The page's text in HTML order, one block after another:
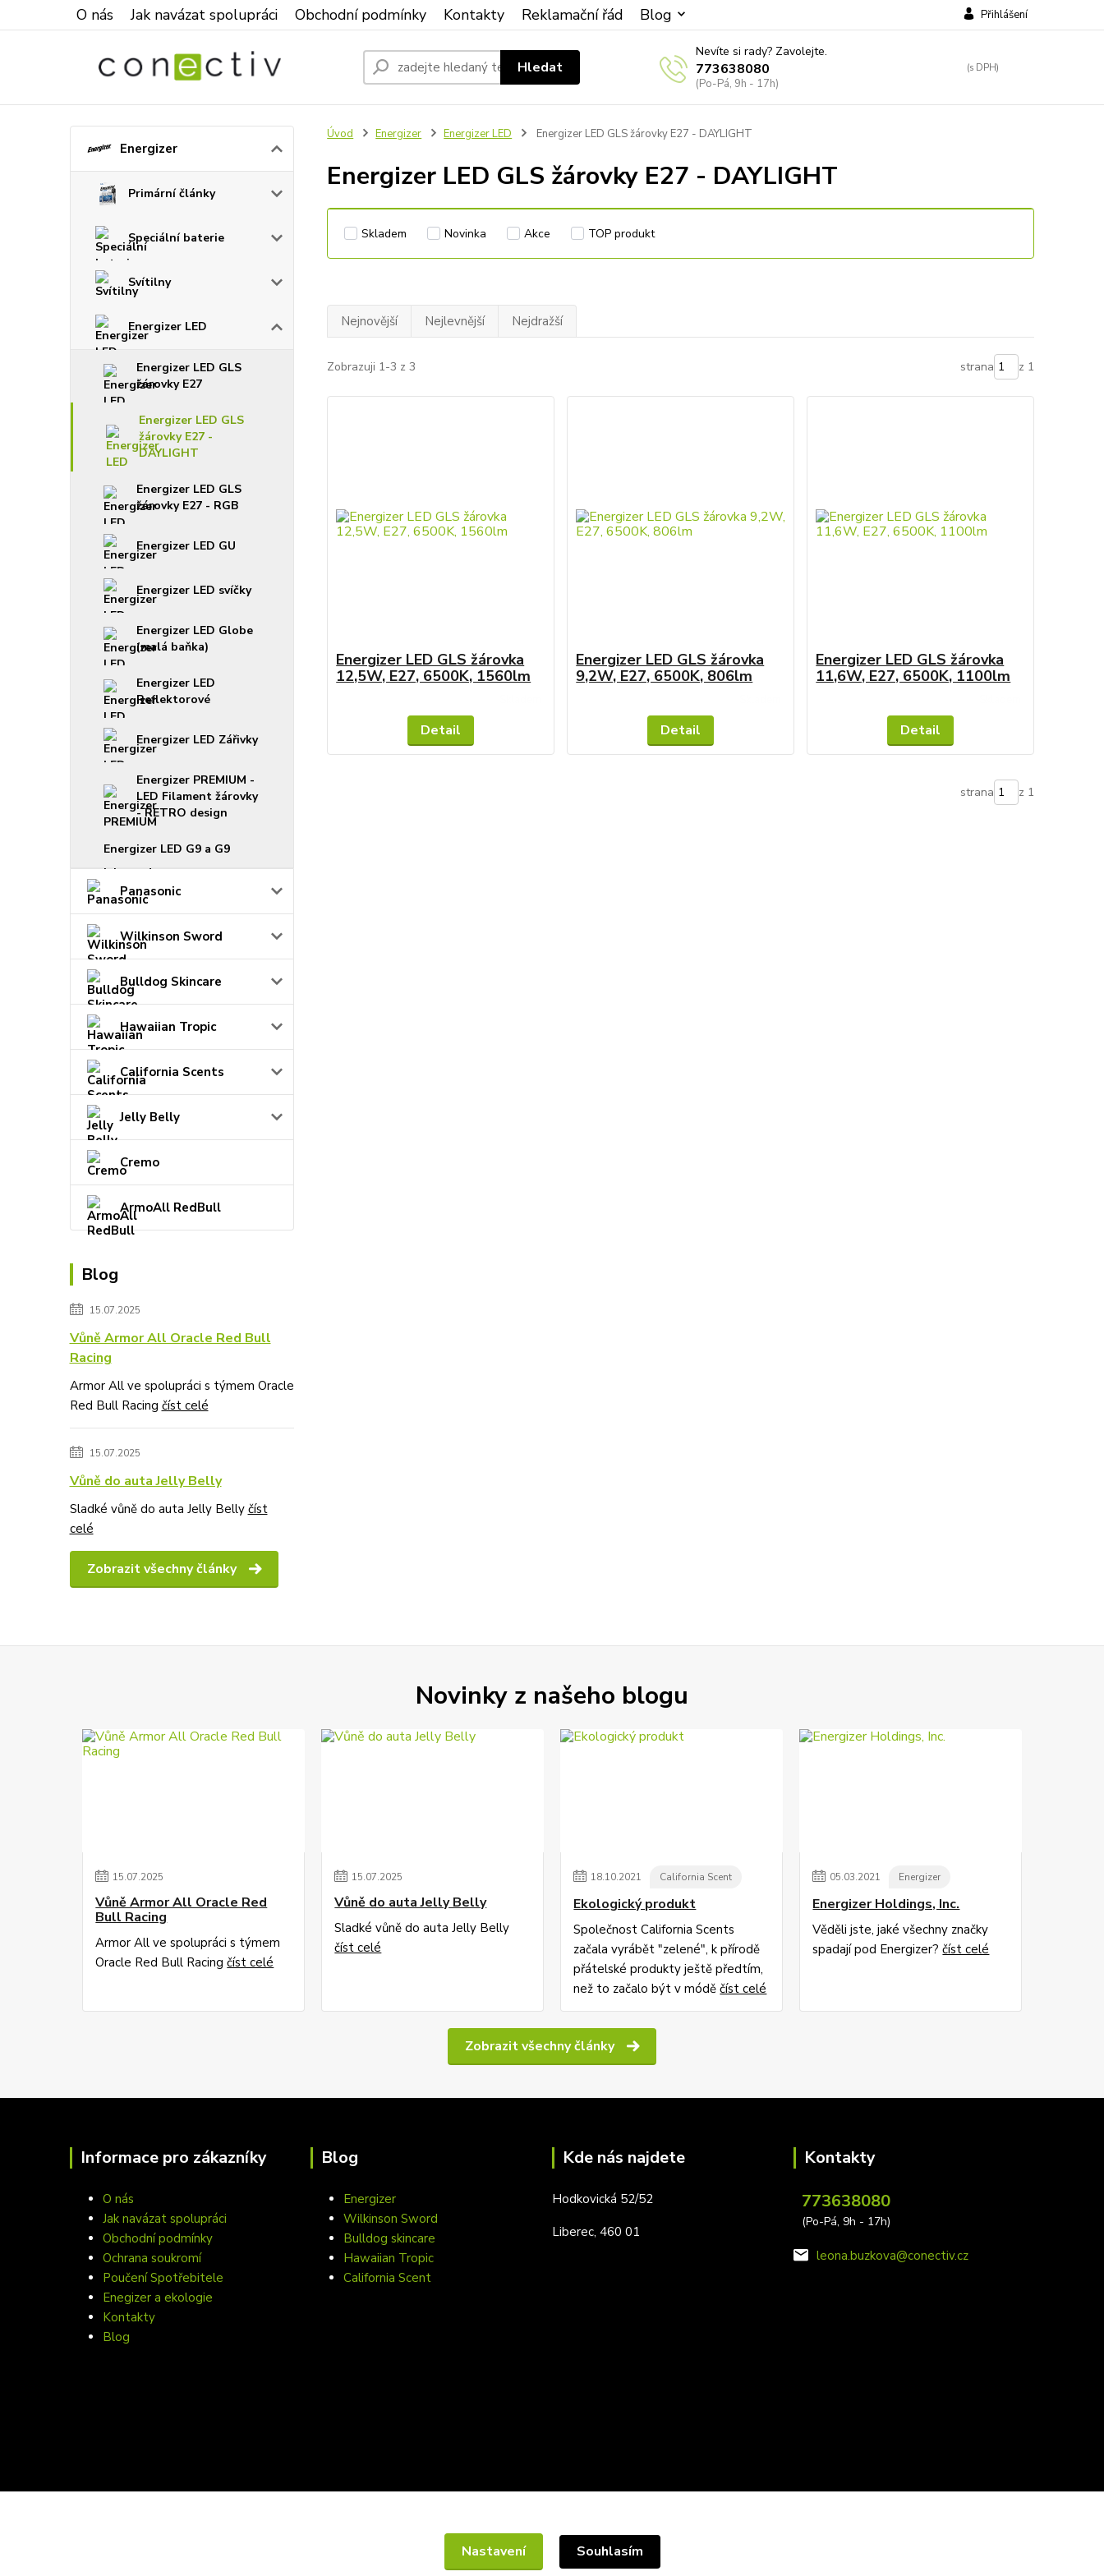
O nás Jak navázat spolupráci Obchodní podmínky Kontakty Reklamační řád Blog Přihlášení
Hledat
Nevíte si rady? Zavolejte.
773638080
(Po-Pá, 9h - 17h)
Energizer
Primární články
Speciální baterie
Svítilny
Energizer LED
Energizer LED GLS
žárovky E27
Energizer LED GLS
žárovky E27 -
DAYLIGHT
Energizer LED GLS
žárovky E27 - RGB
Energizer LED GU
Energizer LED svíčky
Energizer LED Globe
(malá baňka)
Energizer LED
Reflektorové
Energizer LED Zářivky
Energizer PREMIUM -
LED Filament žárovky
- RETRO design
Energizer LED G9 a G9
Panasonic
Wilkinson Sword
Bulldog Skincare
Hawaiian Tropic
California Scents
Jelly Belly
Cremo
ArmoAll RedBull
Blog
15.07.2025
Vůně Armor All Oracle Red Bull
Racing
Armor All ve spolupráci s týmem Oracle
Red Bull Racing číst celé
15.07.2025
Vůně do auta Jelly Belly
Sladké vůně do auta Jelly Belly číst
celé
Zobrazit všechny články
Úvod Energizer Energizer LED Energizer LED GLS žárovky E27 - DAYLIGHT
Energizer LED GLS žárovky E27 - DAYLIGHT
Skladem Novinka Akce TOP produkt
Nejnovější Nejlevnější Nejdražší
Zobrazuji 1-3 z 3 strana z 1
Energizer LED GLS žárovka
12,5W, E27, 6500K, 1560lm
Detail
Energizer LED GLS žárovka
9,2W, E27, 6500K, 806lm
Detail
Energizer LED GLS žárovka
11,6W, E27, 6500K, 1100lm
Detail
strana z 1
Novinky z našeho blogu
15.07.2025
Vůně Armor All Oracle Red
Bull Racing
Armor All ve spolupráci s týmem
Oracle Red Bull Racingčíst celé
15.07.2025
Vůně do auta Jelly Belly
Sladké vůně do auta Jelly Belly
číst celé
18.10.2021 California Scent
Ekologický produkt
Společnost California Scents
začala vyrábět "zelené", k přírodě
přátelské produkty ještě předtím,
než to začalo být v móděčíst celé
05.03.2021 Energizer
Energizer Holdings, Inc.
Věděli jste, jaké všechny značky
spadají pod Energizer?číst celé
Zobrazit všechny články
Informace pro zákazníky
O nás
Jak navázat spolupráci
Obchodní podmínky
Ochrana soukromí
Poučení Spotřebitele
Enegizer a ekologie
Kontakty
Blog
Blog
Energizer
Wilkinson Sword
Bulldog skincare
Hawaiian Tropic
California Scent
Kde nás najdete
Hodkovická 52/52
Liberec, 460 01
Kontakty
773638080
(Po-Pá, 9h - 17h)
leona.buzkova@conectiv.cz
Nastavení Souhlasím